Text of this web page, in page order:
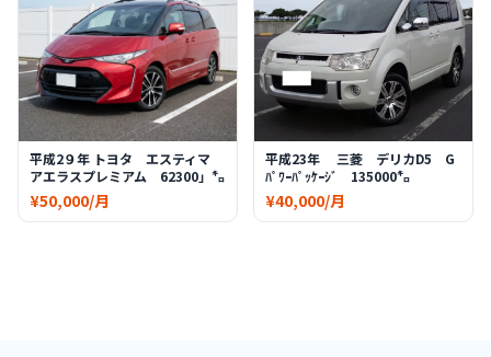
平成2９年 トヨタ エスティマ
アエラスプレミアム 62300」㌔
¥50,000/月
平成23年 三菱 デリカD5 G
ﾊﾟﾜｰﾊﾟｯｹｰｼﾞ 135000㌔
¥40,000/月